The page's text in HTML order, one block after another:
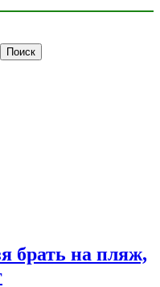
брать на пляж,